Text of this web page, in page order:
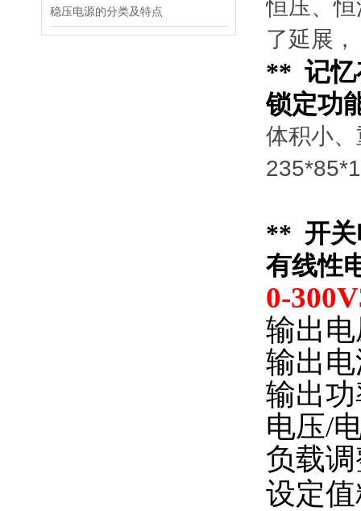
稳压电源的分类及特点
恒压、
了延展，
** 记忆
锁定功
体积小
** 开关
有线性
0-
输出
输出
输出
电压/
负载
设定